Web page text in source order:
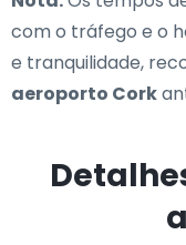
com o tráfego e o
e tranquilidade,
aeroporto Cork